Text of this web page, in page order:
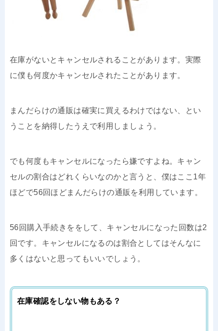
在庫がないとキャンセルされることがあります。実際
に僕も何度かキャンセルされたことがあります。
まんだらけの通販は確実に買えるわけではない、とい
うことを納得したうえで利用しましょう。
でも何度もキャンセルになったら嫌ですよね。キャン
セルの割合はどれくらいなのかと言うと、僕はここ1年
ほどで56回ほどまんだらけの通販を利用しています。
56回購入手続きををして、キャンセルになった回数は2
回です。キャンセルになるのは割合としてはそんなに
多くはないと思ってもいいでしょう。
在庫確認をしない物もある？